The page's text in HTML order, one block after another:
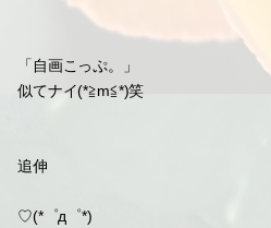
∞りえもソーソーデス!!
身体鍛えマス((屮゜Д゜)屮
∞りえも荒波にのまれそうになりなが